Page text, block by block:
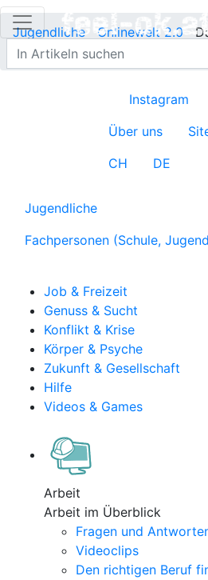
Jugendliche Onlinewelt 2.0
Privatsphäre
Instagram
Über uns
CH
DE
Jugendliche
Fachpersonen (Schule,
Job & Freizeit
Genuss & Sucht
Konflikt & Krise
Körper & Psyche
Zukunft & Gesellschaft
Hilfe
Videos & Games
Arbeit
Arbeit im Überblick
Fragen und
Videoclips
Den richtigen Beruf